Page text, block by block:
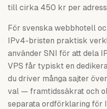
till cirka 450 kr per
För svenska webbhotell
IPv4-bristen praktisk
använder SNI för att dela
VPS får typiskt en
du driver många sajter
val — framtidssäkrat och
separata ordförklaring för